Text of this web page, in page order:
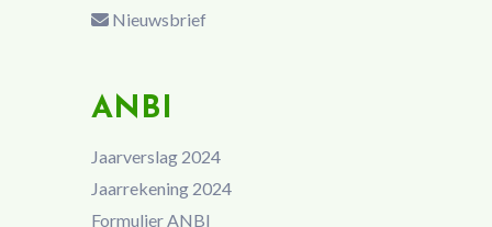
Nieuwsbrief
ANBI
Jaarverslag 2024
Jaarrekening 2024
Formulier ANBI